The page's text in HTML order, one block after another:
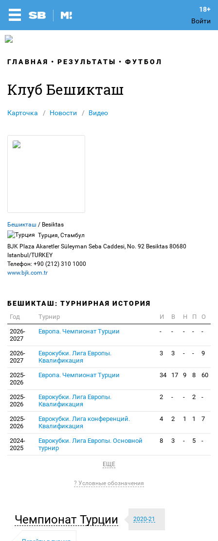
Войти
ГЛАВНАЯ РЕЗУЛЬТАТЫ ФУТБОЛ
Клуб Бешикташ
Карточка Новости Видео
Бешикташ / Besiktas
Турция, Стамбул
BJK Plaza Akaretler Süleyman Seba Caddesi, No. 92 Besiktas 80680
Istanbul/TURKEY
Телефон: +90 (212) 310 1000
www.bjk.com.tr
БЕШИКТАШ: ТУРНИРНАЯ ИСТОРИЯ
Год Турнир И В Н П
О
2026-
2027
Европа. Чемпионат Турции - - - - -
2026-
2027
Еврокубки. Лига Европы.
Квалификация
3 3 - - 9
2025-
2026
Европа. Чемпионат Турции 34 17 9 8 60
2025-
2026
Еврокубки. Лига Европы.
Квалификация
2 - - 2 -
2025-
2026
Еврокубки. Лига конференций.
Квалификация
4 2 1 1 7
2024-
2025
Еврокубки. Лига Европы. Основной
турнир
8 3 - 5 -
ЕЩЕ
? Условные обозначения
Чемпионат Турции 2020-21